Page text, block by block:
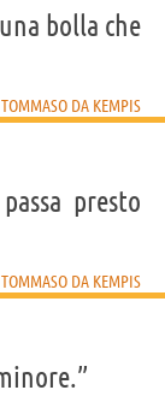
una bolla che
TOMMASO DA KEMPIS
passa presto
TOMMASO DA KEMPIS